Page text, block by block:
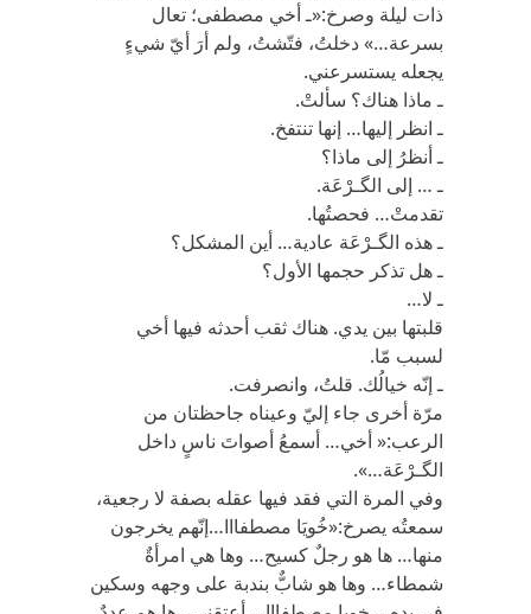
ذات ليلة وصرخ:«ـ أخي مصطفى؛ تعال
بسرعة…» دخلتُ، فتّشتُ، ولم أرَ أيّ شيءٍ
يجعله يستسرعني.
ـ ماذا هناك؟ سألتْ.
ـ انظر إليها… إنها تنتفخ.
ـ أنظرُ إلى ماذا؟
ـ … إلى الگـرْعَة.
تقدمتْ… فحصتُها.
ـ هذه الگـرْعَة عادية… أين المشكل؟
ـ هل تذكر حجمها الأول؟
ـ لا…
قلبتها بين يدي. هناك ثقب أحدثه فيها أخي
لسبب مّا.
ـ إنّه خيالُك. قلتُ، وانصرفت.
مرّة أخرى جاء إليّ وعيناه جاحظتان من
الرعب:« أخي… أسمعُ أصواتَ ناسٍ داخل
الگـرْعَة…».
وفي المرة التي فقد فيها عقله بصفة لا رجعية،
سمعتُه يصرخ:«خُويَا مصطفااا…إنّهم يخرجون
منها… ها هو رجلٌ كسيح… وها هي امرأةٌ
شمطاء… وها هو شابٌّ بندبة على وجهه وسكين